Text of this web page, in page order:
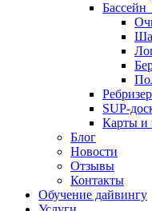
Бассейн
SUP-
Карты и
Блог
Новости
Отзывы
Контакты
Обучение дайвингу